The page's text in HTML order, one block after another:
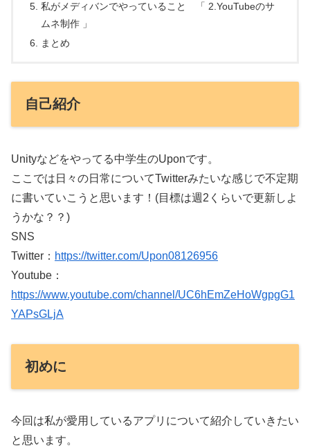
私がメディバンでやっていること 「 2.YouTubeのサ
ムネ制作 」
まとめ
自己紹介
Unityなどをやってる中学生のUponです。
ここでは日々の日常についてTwitterみたいな感じで不定期
に書いていこうと思います！(目標は週2くらいで更新しよ
うかな？？)
SNS
Twitter： https://twitter.com/Upon08126956
Youtube：
https://www.youtube.com/channel/UC6hEmZeHoWgpgG1
YAPsGLjA
初めに
今回は私が愛用しているアプリについて紹介していきたい
と思います。